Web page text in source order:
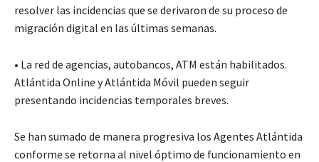
resolver las incidencias que se derivaron de su proceso de
migración digital en las últimas semanas.
• La red de agencias, autobancos, ATM están habilitados.
Atlántida Online y Atlántida Móvil pueden seguir
presentando incidencias temporales breves.
Se han sumado de manera progresiva los Agentes Atlántida
conforme se retorna al nivel óptimo de funcionamiento en